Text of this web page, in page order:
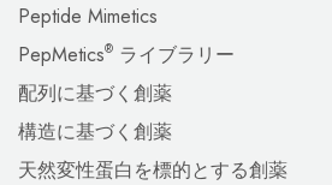
Peptide Mimetics
PepMetics® ライブラリー
配列に基づく創薬
構造に基づく創薬
天然変性蛋白を標的とする創薬